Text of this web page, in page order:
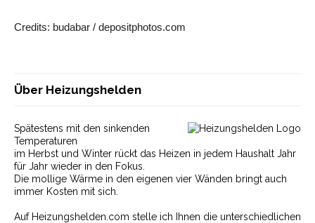
Credits: budabar / depositphotos.com
Über Heizungshelden
Spätestens mit den sinkenden
Temperaturen
im Herbst und Winter rückt das Heizen in jedem Haushalt Jahr
für Jahr wieder in den Fokus.
Die mollige Wärme in den eigenen vier Wänden bringt auch
immer Kosten mit sich.
Auf Heizungshelden.com stelle ich Ihnen die unterschiedlichen